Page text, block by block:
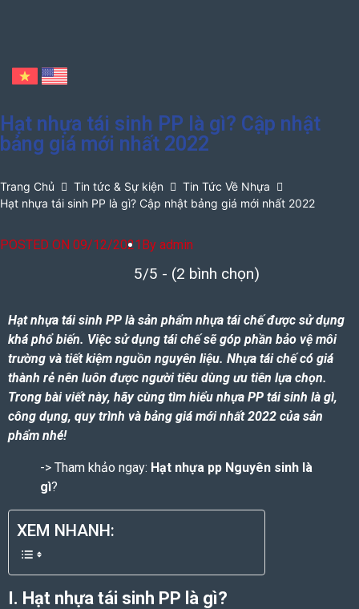
Hạt nhựa tái sinh PP là gì? Cập nhật
bảng giá mới nhất 2022
Trang Chủ Tin tức & Sự kiện
Tin Tức Về Nhựa
Hạt nhựa tái sinh PP là gì? Cập nhật bảng giá mới nhất 2022
POSTED ON 09/12/2021 By admin
5/5 - (2 bình chọn)
Hạt nhựa tái sinh PP là sản phẩm nhựa tái chế được sử dụng
khá phổ biến. Việc sử dụng tái chế sẽ góp phần bảo vệ môi
trường và tiết kiệm nguồn nguyên liệu. Nhựa tái chế có giá
thành rẻ nên luôn được người tiêu dùng ưu tiên lựa chọn.
Trong bài viết này, hãy cùng tìm hiểu nhựa PP tái sinh là gì,
công dụng, quy trình và bảng giá mới nhất 2022 của sản
phẩm nhé!
-> Tham khảo ngay: Hạt nhựa pp Nguyên sinh là
gì?
XEM NHANH:
I. Hạt nhựa tái sinh PP là gì?